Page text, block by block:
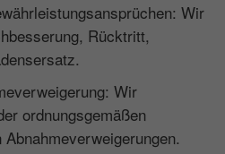
Wir
Rücktritt,
Wir
ordnungsgemäßen